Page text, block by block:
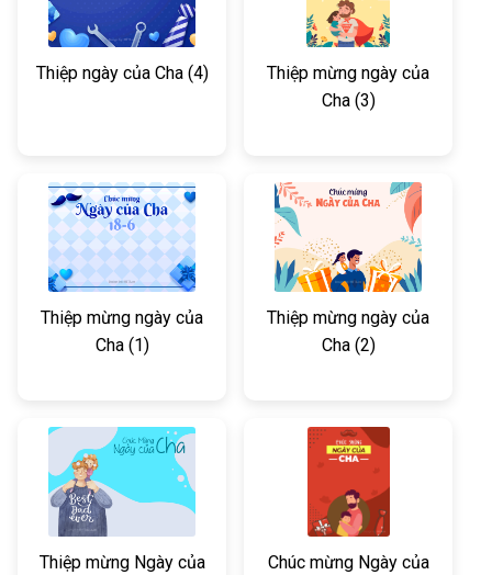
Thiệp ngày của Cha (4)
Thiệp mừng ngày của
Cha (3)
Thiệp mừng ngày của
Cha (1)
Thiệp mừng ngày của
Cha (2)
Thiệp mừng Ngày của Chúc mừng Ngày của